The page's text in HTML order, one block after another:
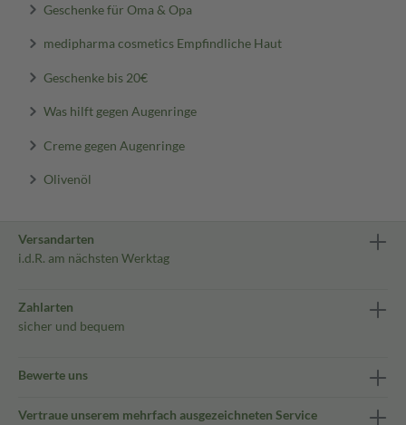
Geschenke für Oma & Opa
medipharma cosmetics Empfindliche Haut
Geschenke bis 20€
Was hilft gegen Augenringe
Creme gegen Augenringe
Olivenöl
Versandarten
i.d.R. am nächsten Werktag
Zahlarten
sicher und bequem
Bewerte uns
Vertraue unserem mehrfach ausgezeichneten Service